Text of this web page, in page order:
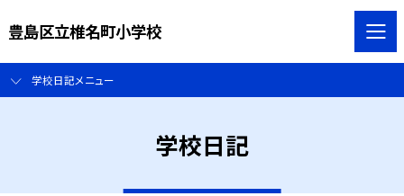
豊島区立椎名町小学校
学校日記メニュー
学校日記